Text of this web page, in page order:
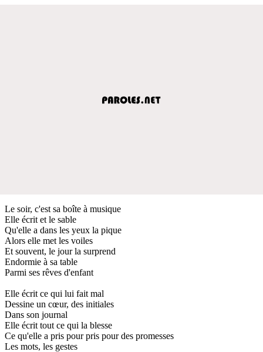
Le soir, c'est sa boîte à musique
Elle écrit et le sable
Qu'elle a dans les yeux la pique
Alors elle met les voiles
Et souvent, le jour la surprend
Endormie à sa table
Parmi ses rêves d'enfant
Elle écrit ce qui lui fait mal
Dessine un cœur, des initiales
Dans son journal
Elle écrit tout ce qui la blesse
Ce qu'elle a pris pour pris pour des promesses
Les mots, les gestes